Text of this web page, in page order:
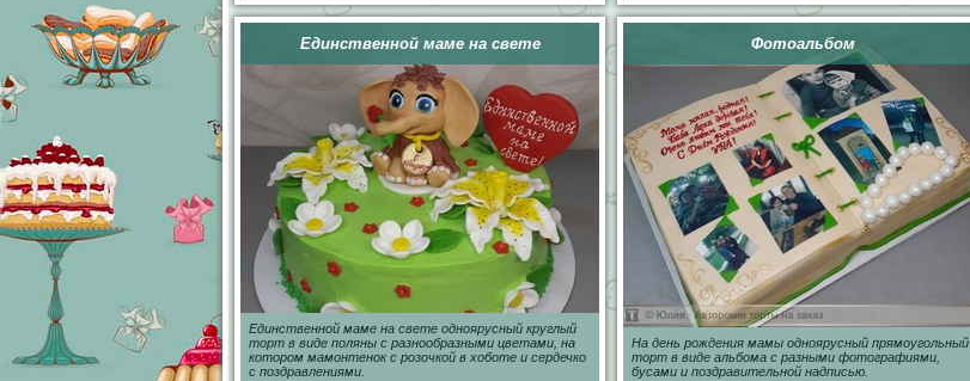
Единственной маме на свете
Единственной маме на свете одноярусный круглый
торт в виде поляны с разнообразными цветами, на
котором мамонтенок с розочкой в хоботе и сердечко
с поздравлениями.
Фотоальбом
На день рождения мамы одноярусный прямоугольный
торт в виде альбома с разными фотографиями,
бусами и поздравительной надписью.